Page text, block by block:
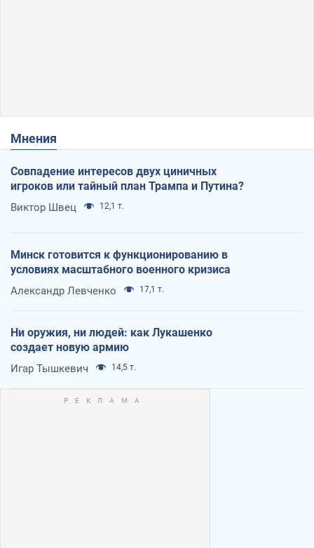
Мнения
Совпадение интересов двух циничных
игроков или тайный план Трампа и Путина?
Виктор Швец 12,1 т.
Минск готовится к функционированию в
условиях масштабного военного кризиса
Александр Левченко 17,1 т.
Ни оружия, ни людей: как Лукашенко
создает новую армию
Игар Тышкевич 14,5 т.